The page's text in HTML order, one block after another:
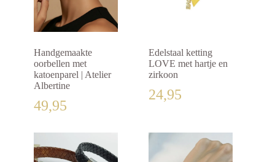
Handgemaakte
oorbellen met
katoenparel | Atelier
Albertine
49,95
Edelstaal ketting
LOVE met hartje en
zirkoon
24,95